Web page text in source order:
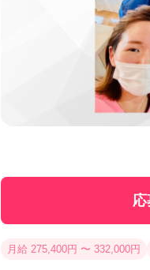
月給 275,400円 〜 332,000円